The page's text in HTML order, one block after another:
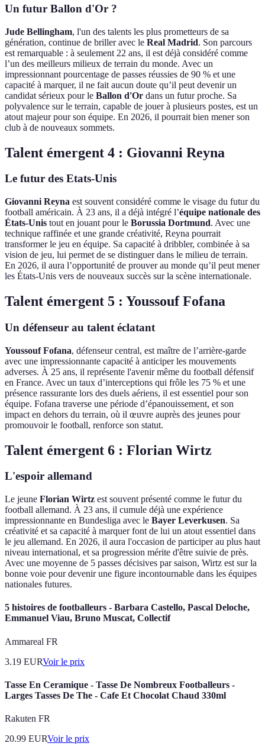
Un futur Ballon d'Or ?
Jude Bellingham, l'un des talents les plus prometteurs de sa
génération, continue de briller avec le Real Madrid. Son parcours
est remarquable : à seulement 22 ans, il est déjà considéré comme
l’un des meilleurs milieux de terrain du monde. Avec un
impressionnant pourcentage de passes réussies de 90 % et une
capacité à marquer, il ne fait aucun doute qu’il peut devenir un
candidat sérieux pour le Ballon d'Or dans un futur proche. Sa
polyvalence sur le terrain, capable de jouer à plusieurs postes, est un
atout majeur pour son équipe. En 2026, il pourrait bien mener son
club à de nouveaux sommets.
Talent émergent 4 : Giovanni Reyna
Le futur des Etats-Unis
Giovanni Reyna est souvent considéré comme le visage du futur du
football américain. À 23 ans, il a déjà intégré l’équipe nationale des
États-Unis tout en jouant pour le Borussia Dortmund. Avec une
technique raffinée et une grande créativité, Reyna pourrait
transformer le jeu en équipe. Sa capacité à dribbler, combinée à sa
vision de jeu, lui permet de se distinguer dans le milieu de terrain.
En 2026, il aura l’opportunité de prouver au monde qu’il peut mener
les États-Unis vers de nouveaux succès sur la scène internationale.
Talent émergent 5 : Youssouf Fofana
Un défenseur au talent éclatant
Youssouf Fofana, défenseur central, est maître de l’arrière-garde
avec une impressionnante capacité à anticiper les mouvements
adverses. À 25 ans, il représente l'avenir même du football défensif
en France. Avec un taux d’interceptions qui frôle les 75 % et une
présence rassurante lors des duels aériens, il est essentiel pour son
équipe. Fofana traverse une période d’épanouissement, et son
impact en dehors du terrain, où il œuvre auprès des jeunes pour
promouvoir le football, renforce son statut.
Talent émergent 6 : Florian Wirtz
L'espoir allemand
Le jeune Florian Wirtz est souvent présenté comme le futur du
football allemand. À 23 ans, il cumule déjà une expérience
impressionnante en Bundesliga avec le Bayer Leverkusen. Sa
créativité et sa capacité à marquer font de lui un atout essentiel dans
le jeu allemand. En 2026, il aura l'occasion de participer au plus haut
niveau international, et sa progression mérite d'être suivie de près.
Avec une moyenne de 5 passes décisives par saison, Wirtz est sur la
bonne voie pour devenir une figure incontournable dans les équipes
nationales futures.
5 histoires de footballeurs - Barbara Castello, Pascal Deloche,
Emmanuel Viau, Bruno Muscat, Collectif
Ammareal FR
3.19 EURVoir le prix
Tasse En Ceramique - Tasse De Nombreux Footballeurs -
Larges Tasses De The - Cafe Et Chocolat Chaud 330ml
Rakuten FR
20.99 EURVoir le prix